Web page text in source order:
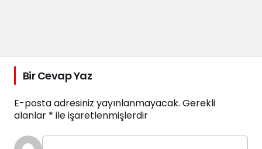
Bir Cevap Yaz
E-posta adresiniz yayınlanmayacak. Gerekli
alanlar * ile işaretlenmişlerdir